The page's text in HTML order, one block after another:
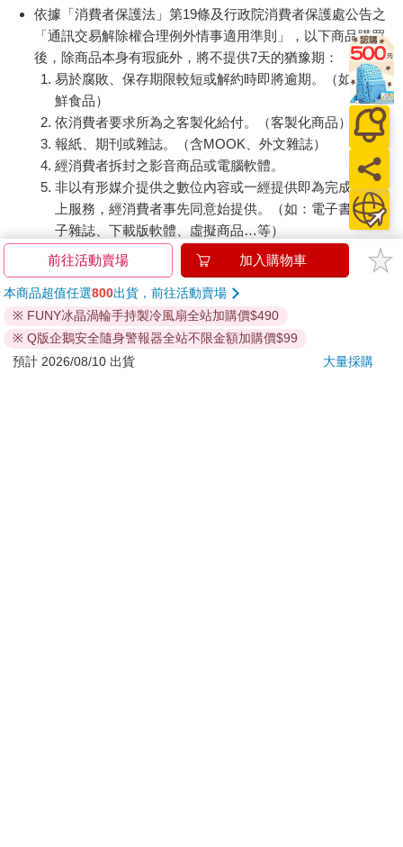
依據「消費者保護法」第19條及行政院消費者保護處公告之
「通訊交易解除權合理例外情事適用準則」，以下商品購買
後，除商品本身有瑕疵外，將不提供7天的猶豫期：
易於腐敗、保存期限較短或解約時即將逾期。（如：生
鮮食品）
依消費者要求所為之客製化給付。（客製化商品）
報紙、期刊或雜誌。（含MOOK、外文雜誌）
經消費者拆封之影音商品或電腦軟體。
非以有形媒介提供之數位內容或一經提供即為完成之線
上服務，經消費者事先同意始提供。（如：電子書、電
子雜誌、下載版軟體、虛擬商品…等）
已拆封之個人衛生用品。（如：內衣褲、刮鬍刀、除毛
刀…等）
若非上列種類商品，均享有到貨7天的猶豫期（含例假
日）。
辦理退換貨時，商品（組合商品恕無法接受單獨退貨）必須
是您收到商品時的原始狀態（包含商品本體、配件、贈品、
前往活動賣場 加入購物車
本商品超值任選800出貨，前往活動賣場
※ FUNY冰晶渦輪手持製冷風扇全站加購價$490
※ Q版企鵝安全隨身警報器全站不限金額加購價$99
預計 2026/08/10 出貨
大量採購